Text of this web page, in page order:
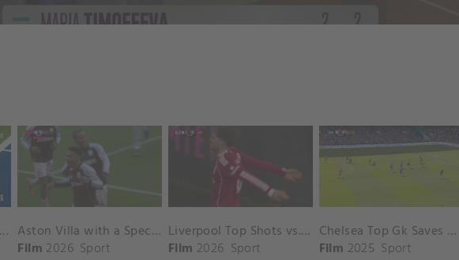
A Panova and Z Yang vs D Schuurs and E Perez Match Highlights - MADRID_Court 8 ( April 24, 2026)
Aston Villa with a Spectacular Goal vs. Nottingham Forest
Film 2026 Sport
Liverpool Top Shots vs. Fulham
Film 2026 Sport
Chelsea Top Gk Saves vs. Crystal Palace
Film 2025 Sport